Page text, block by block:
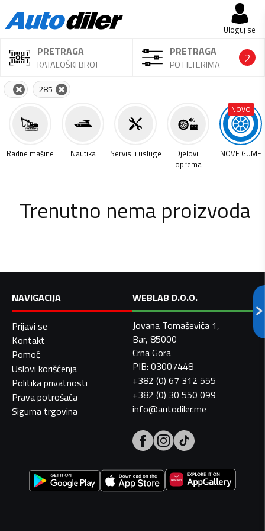
Uloguj se
PRETRAGA
KATALOŠKI BROJ
PRETRAGA
PO FILTERIMA 2
285
Radne mašine Nautika Servisi i usluge
Djelovi i
oprema
NOVO
NOVE GUME
Trenutno nema proizvoda
NAVIGACIJA
Prijavi se
Kontakt
Pomoć
Uslovi korišćenja
Politika privatnosti
Prava potrošača
Sigurna trgovina
WEBLAB D.O.O.
Jovana Tomaševića 1,
Bar, 85000
Crna Gora
PIB: 03007448
+382 (0) 67 312 555
+382 (0) 30 550 099
info@autodiler.me